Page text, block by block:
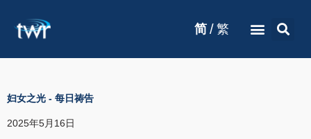
简 / 繁
妇女之光 - 每日祷告
2025年5月16日